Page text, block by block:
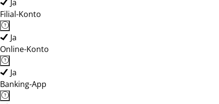
Ja
Filial-Konto
Ja
Online-Konto
Ja
Banking-App